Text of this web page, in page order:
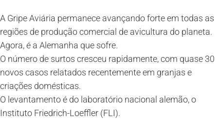
A Gripe Aviária permanece avançando forte em todas as
regiões de produção comercial de avicultura do planeta.
Agora, é a Alemanha que sofre.
O número de surtos cresceu rapidamente, com quase 30
novos casos relatados recentemente em granjas e
criações domésticas.
O levantamento é do laboratório nacional alemão, o
Instituto Friedrich-Loeffler (FLI).